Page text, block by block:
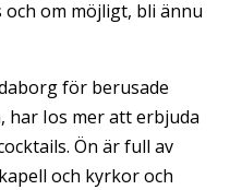
om möjligt, bli ännu
för berusade
har Ios mer att erbjuda
Ön är full av
och kyrkor och